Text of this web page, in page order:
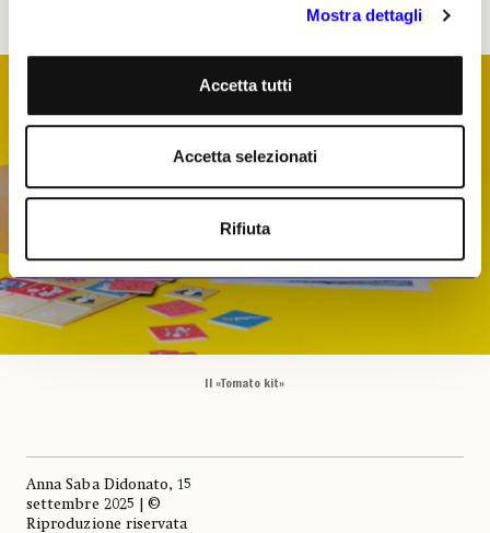
Mostra dettagli
Accetta tutti
Accetta selezionati
Rifiuta
dell’infanzia e della mediazione culturale.
Il «Tomato kit»
Anna Saba Didonato, 15
settembre 2025 | ©
Riproduzione riservata